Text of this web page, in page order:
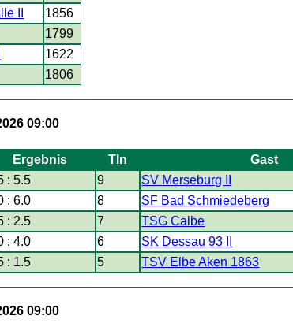
II
1856
1799
1622
1806
09:00
Ergebnis Tln Gast
: 5.5 9 SV Merseburg II
: 6.0 8 SF Bad Schmiedeberg
: 2.5 7 TSG Calbe
: 4.0 6 SK Dessau 93 II
: 1.5 5 TSV Elbe Aken 1863
09:00